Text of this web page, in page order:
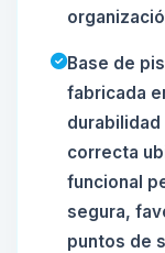
Base de
fabricada
correcta
funcional
segura,
puntos de